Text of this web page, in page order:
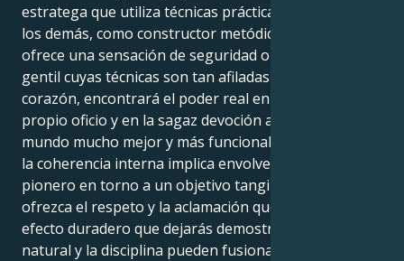
estratega que utiliza técnicas prácticas para ayudar a
los demás, como constructor metódico cuyo trabajo
ofrece una sensación de seguridad o como líder
gentil cuyas técnicas son tan afiladas como su
corazón, encontrará el poder real en el dominio del
propio oficio y en la sagaz devoción a la visión de un
mundo mucho mejor y más funcional. Su viaje hacia
la coherencia interna implica envolver su espíritu
pionero en torno a un objetivo tangible que le
ofrezca el respeto y la aclamación que merece. El
efecto duradero que dejarás demostrará que el valor
natural y la disciplina pueden fusionarse.